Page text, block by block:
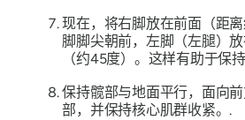
现在，将右脚放在前面（距
脚脚尖朝前，左脚（左腿）
（约45度）。这样有助于保
保持髋部与地面平行，面向
部，并保持核心肌群收紧。.